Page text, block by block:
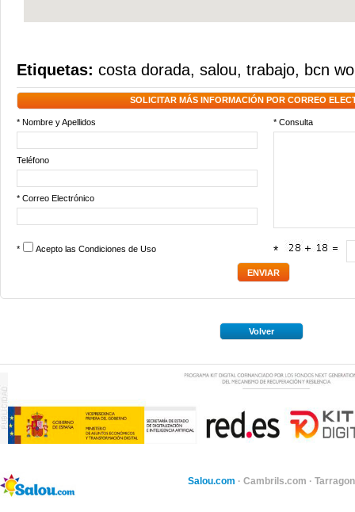
Etiquetas: costa dorada, salou, trabajo, bcn
SOLICITAR MÁS INFORMACIÓN POR CORREO
* Nombre y Apellidos * Consulta
Teléfono
* Correo Electrónico
* Acepto las Condiciones de Uso *
Volver
Salou.com · Cambrils.com ·